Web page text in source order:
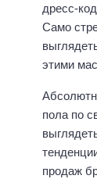
дресс-
Само
этими
пола по
продаж